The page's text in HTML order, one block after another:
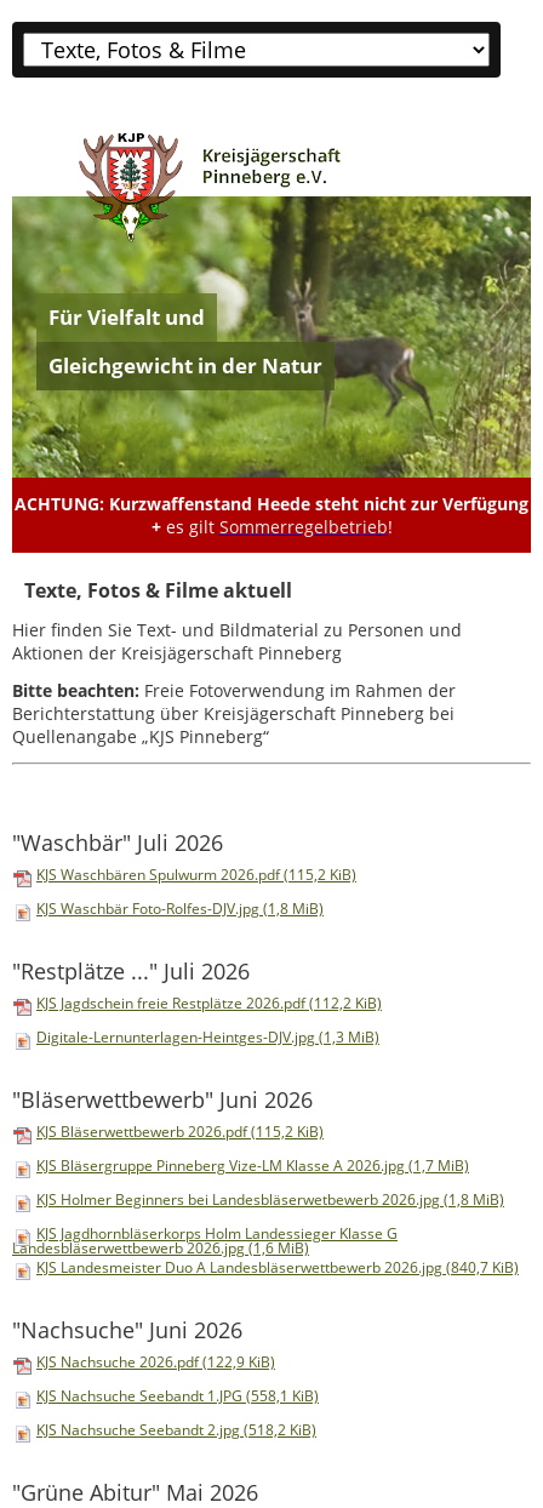
Zielseite
Für Vielfalt und
Gleichgewicht in der Natur
ACHTUNG: Kurzwaffenstand Heede steht nicht zur Verfügung
+ es gilt Sommerregelbetrieb!
Texte, Fotos & Filme aktuell
Hier finden Sie Text- und Bildmaterial zu Personen und
Aktionen der Kreisjägerschaft Pinneberg
Bitte beachten: Freie Fotoverwendung im Rahmen der
Berichterstattung über Kreisjägerschaft Pinneberg bei
Quellenangabe „KJS Pinneberg“
"Waschbär" Juli 2026
KJS Waschbären Spulwurm 2026.pdf(115,2 KiB)
KJS Waschbär Foto-Rolfes-DJV.jpg(1,8 MiB)
"Restplätze ..." Juli 2026
KJS Jagdschein freie Restplätze 2026.pdf(112,2 KiB)
Digitale-Lernunterlagen-Heintges-DJV.jpg(1,3 MiB)
"Bläserwettbewerb" Juni 2026
KJS Bläserwettbewerb 2026.pdf(115,2 KiB)
KJS Bläsergruppe Pinneberg Vize-LM Klasse A 2026.jpg(1,7 MiB)
KJS Holmer Beginners bei Landesbläserwetbewerb 2026.jpg(1,8 MiB)
KJS Jagdhornbläserkorps Holm Landessieger Klasse G
Landesbläserwettbewerb 2026.jpg(1,6 MiB)
KJS Landesmeister Duo A Landesbläserwettbewerb 2026.jpg(840,7 KiB)
"Nachsuche" Juni 2026
KJS Nachsuche 2026.pdf(122,9 KiB)
KJS Nachsuche Seebandt 1.JPG (558,1 KiB)
KJS Nachsuche Seebandt 2.jpg(518,2 KiB)
"Grüne Abitur" Mai 2026